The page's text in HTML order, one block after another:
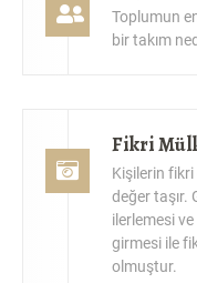
bir takım
Kişilerin fikri
değer taşır.
ilerlemesi ve
girmesi ile
olmuştur.